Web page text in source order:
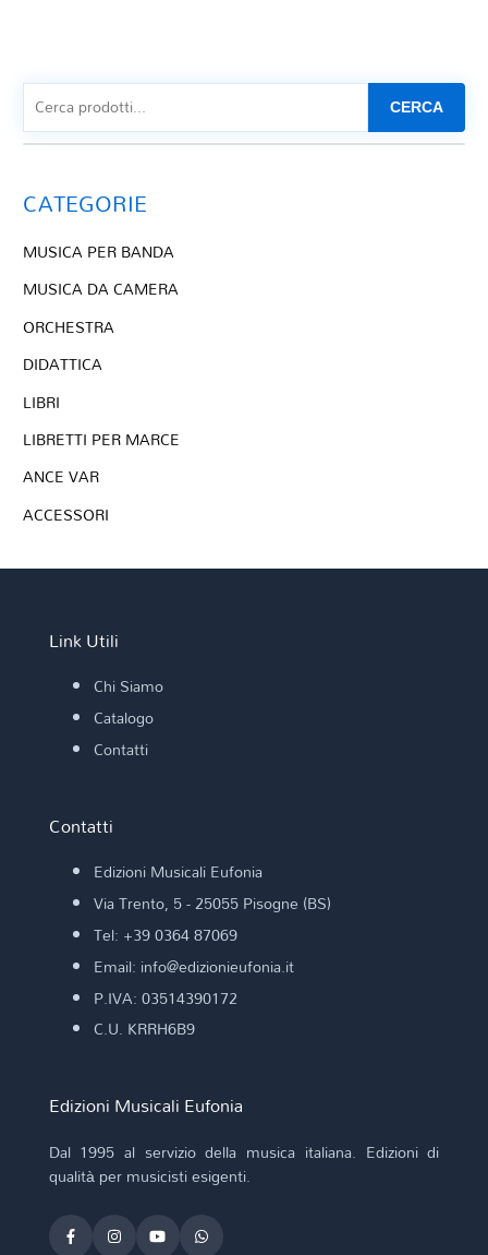
CERCA
CATEGORIE
MUSICA PER BANDA
MUSICA DA CAMERA
ORCHESTRA
DIDATTICA
LIBRI
LIBRETTI PER MARCE
ANCE VAR
ACCESSORI
Link Utili
Chi Siamo
Catalogo
Contatti
Contatti
Edizioni Musicali Eufonia
Via Trento, 5 - 25055 Pisogne (BS)
Tel: +39 0364 87069
Email: info@edizionieufonia.it
P.IVA: 03514390172
C.U. KRRH6B9
Edizioni Musicali Eufonia
Dal 1995 al servizio della musica italiana. Edizioni di
qualità per musicisti esigenti.